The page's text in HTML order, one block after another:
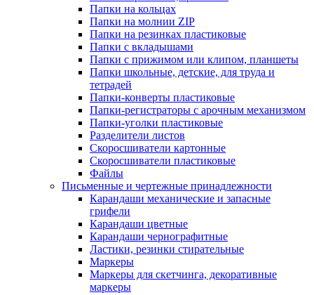
Папки на кольцах
Папки на молнии ZIP
Папки на резинках пластиковые
Папки с вкладышами
Папки с прижимом или клипом, планшеты
Папки школьные, детские, для труда и
тетрадей
Папки-конверты пластиковые
Папки-регистраторы с арочным механизмом
Папки-уголки пластиковые
Разделители листов
Скоросшиватели картонные
Скоросшиватели пластиковые
Файлы
Письменные и чертежные принадлежности
Карандаши механические и запасные
грифели
Карандаши цветные
Карандаши чернографитные
Ластики, резинки стирательные
Маркеры
Маркеры для скетчинга, декоративные
маркеры